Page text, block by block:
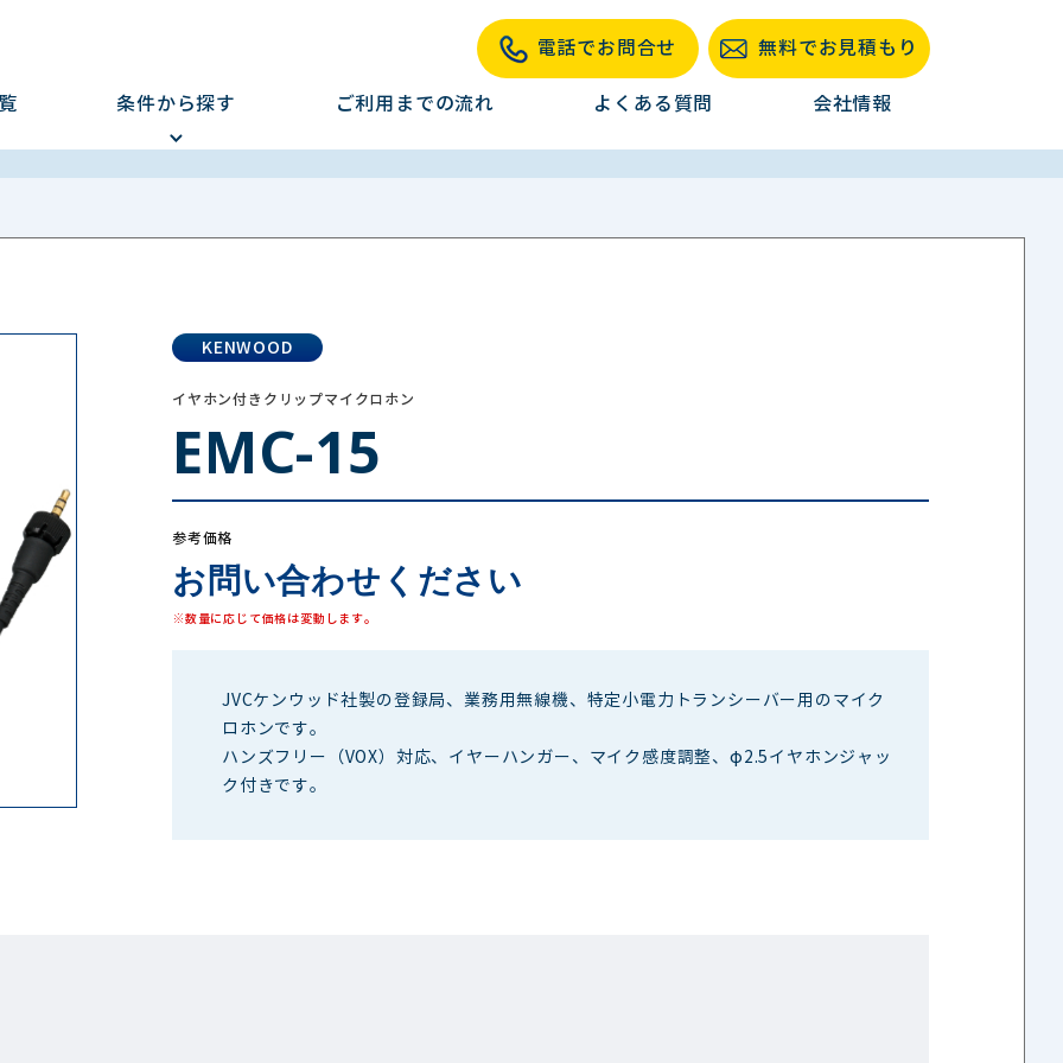
電話でお問合せ 無料でお見積もり
条件から探す ご利用までの流れ よくある質問 会社情報
KENWOOD
イヤホン付きクリップマイクロホン
EMC-15
参考価格
お問い合わせください
※数量に応じて価格は変動します。
JVCケンウッド社製の登録局、業務用無線機、特定小電力トランシーバー用のマイク
ロホンです。
ハンズフリー（VOX）対応、イヤーハンガー、マイク感度調整、φ2.5イヤホンジャッ
ク付きです。